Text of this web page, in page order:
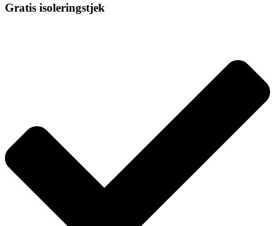
Gratis isoleringstjek